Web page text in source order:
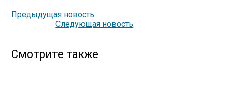
Предыдущая новость
Следующая новость
Смотрите также